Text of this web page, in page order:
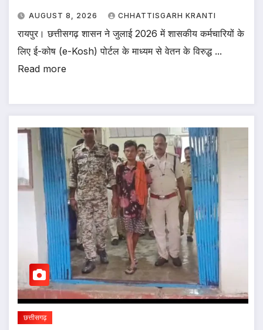
AUGUST 8, 2026 CHHATTISGARH KRANTI
रायपुर। छत्तीसगढ़ शासन ने जुलाई 2026 में शासकीय कर्मचारियों के
लिए ई-कोष (e-Kosh) पोर्टल के माध्यम से वेतन के विरुद्ध ...
Read more
छत्तीसगढ़